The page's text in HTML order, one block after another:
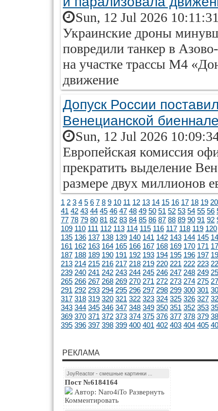
Sun, 12 Jul 2026
Украинские дроны
повредили танкер в
на участке трассы М4
движение
Допуск России
Венецианской
Sun, 12 Jul 2026
Европейская комиссия
прекратить выделение
размере двух миллионов
1 2 3 4 5 6 7 8 9 10 11 12 13 14 15 16 17 18 19 20
41 42 43 44 45 46 47 48 49 50 51 52 53 54 55 56
77 78 79 80 81 82 83 84 85 86 87 88 89 90 91 92
109 110 111 112 113 114 115 116 117 118 119 120
135 136 137 138 139 140 141 142 143 144 145
161 162 163 164 165 166 167 168 169 170 171
187 188 189 190 191 192 193 194 195 196 197
213 214 215 216 217 218 219 220 221 222 223
239 240 241 242 243 244 245 246 247 248 249
265 266 267 268 269 270 271 272 273 274 275
291 292 293 294 295 296 297 298 299 300 301
317 318 319 320 321 322 323 324 325 326 327
343 344 345 346 347 348 349 350 351 352 353
369 370 371 372 373 374 375 376 377 378 379
395 396 397 398 399 400 401 402 403 404 405
РЕКЛАМА
JoyReactor - смешные картинки ...
Пост №6184164
Комментировать